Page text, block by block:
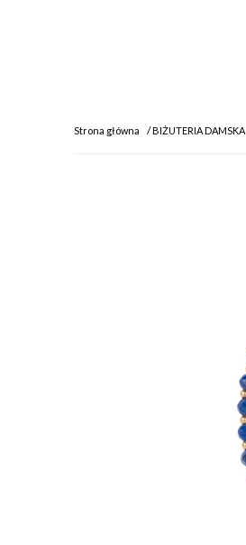
Strona główna BIŻUTERIA DAMSKA